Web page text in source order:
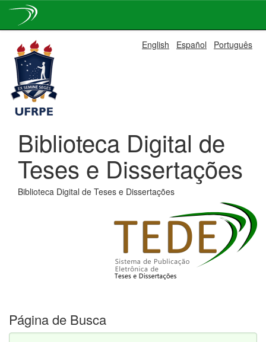
navigation
English Español Português
Biblioteca Digital de
Teses e Dissertações
Biblioteca Digital de Teses e Dissertações
Página de Busca